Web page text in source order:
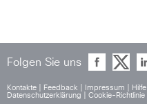
Folgen Sie uns
Kontakte Feedback Impressum Hilfe
Datenschutzerklärung
Cookie-Richtlinie